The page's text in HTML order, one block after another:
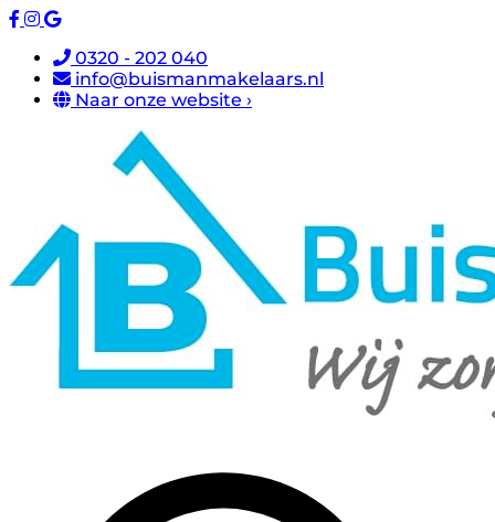
0320 - 202 040
info@buismanmakelaars.nl
Naar onze website ›